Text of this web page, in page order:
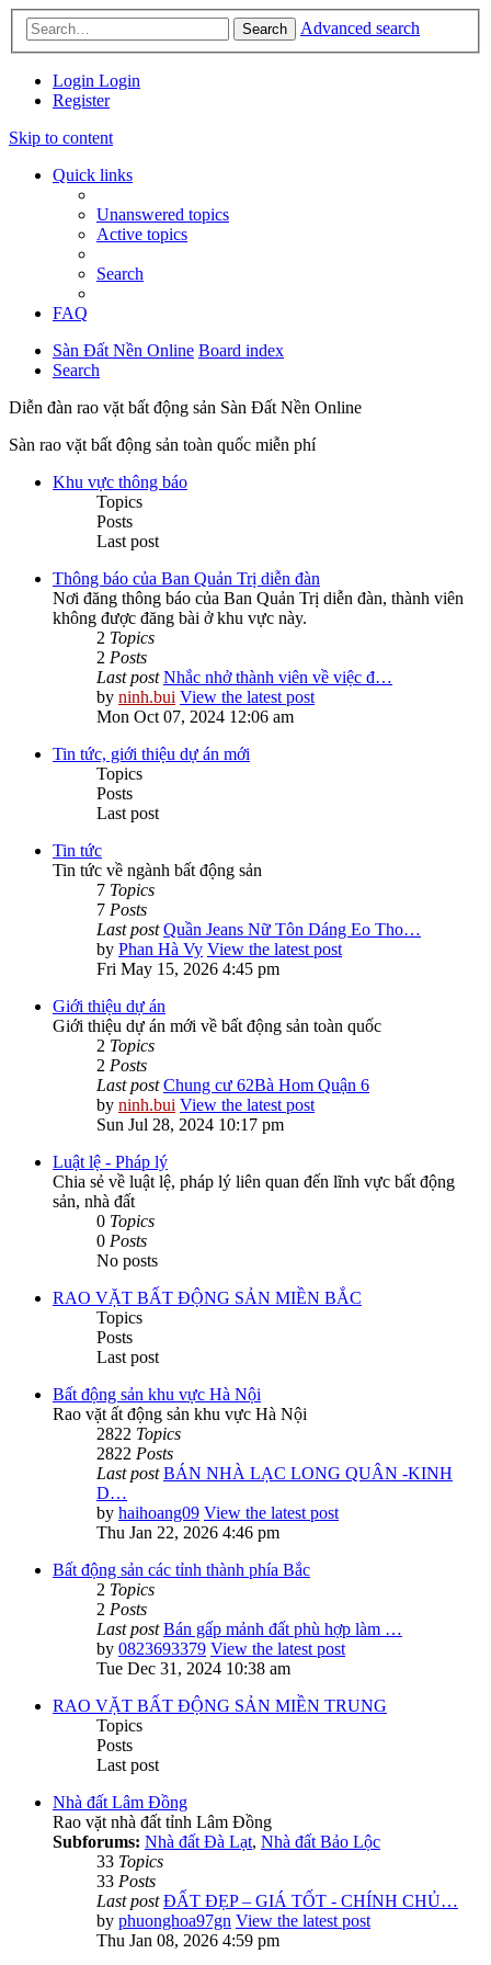
Search Advanced search
Login Login
Register
Skip to content
Quick links
Unanswered topics
Active topics
Search
FAQ
Sàn Đất Nền Online Board index
Search
Diễn đàn rao vặt bất động sản Sàn Đất Nền Online
Sàn rao vặt bất động sản toàn quốc miễn phí
Khu vực thông báo
Topics
Posts
Last post
Thông báo của Ban Quản Trị diễn đàn
Nơi đăng thông báo của Ban Quản Trị diễn đàn, thành viên
không được đăng bài ở khu vực này.
2 Topics
2 Posts
Last post Nhắc nhở thành viên về việc đ…
by ninh.bui View the latest post
Mon Oct 07, 2024 12:06 am
Tin tức, giới thiệu dự án mới
Topics
Posts
Last post
Tin tức
Tin tức về ngành bất động sản
7 Topics
7 Posts
Last post Quần Jeans Nữ Tôn Dáng Eo Tho…
by Phan Hà Vy View the latest post
Fri May 15, 2026 4:45 pm
Giới thiệu dự án
Giới thiệu dự án mới về bất động sản toàn quốc
2 Topics
2 Posts
Last post Chung cư 62Bà Hom Quận 6
by ninh.bui View the latest post
Sun Jul 28, 2024 10:17 pm
Luật lệ - Pháp lý
Chia sẻ về luật lệ, pháp lý liên quan đến lĩnh vực bất động
sản, nhà đất
0 Topics
0 Posts
No posts
RAO VẶT BẤT ĐỘNG SẢN MIỀN BẮC
Topics
Posts
Last post
Bất động sản khu vực Hà Nội
Rao vặt ất động sản khu vực Hà Nội
2822 Topics
2822 Posts
Last post BÁN NHÀ LẠC LONG QUÂN -KINH
D…
by haihoang09 View the latest post
Thu Jan 22, 2026 4:46 pm
Bất động sản các tỉnh thành phía Bắc
2 Topics
2 Posts
Last post Bán gấp mảnh đất phù hợp làm …
by 0823693379 View the latest post
Tue Dec 31, 2024 10:38 am
RAO VẶT BẤT ĐỘNG SẢN MIỀN TRUNG
Topics
Posts
Last post
Nhà đất Lâm Đồng
Rao vặt nhà đất tỉnh Lâm Đồng
Subforums: Nhà đất Đà Lạt, Nhà đất Bảo Lộc
33 Topics
33 Posts
Last post ĐẤT ĐẸP – GIÁ TỐT - CHÍNH CHỦ…
by phuonghoa97gn View the latest post
Thu Jan 08, 2026 4:59 pm